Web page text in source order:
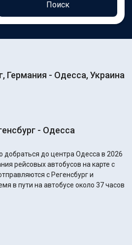
Поиск
Германия - Одесса, Украина
- Одесса
добраться до центра Одесса в 2026
рейсовых автобусов на карте с
с Регенсбург и
в пути на автобусе около 37 часов